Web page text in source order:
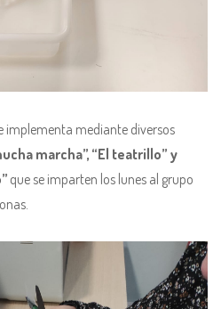
implementa mediante diversos
marcha”, “El teatrillo” y
que se imparten los lunes al grupo